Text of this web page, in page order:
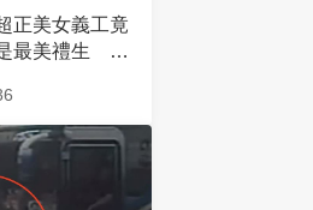
正美女義工竟
最美禮生 一